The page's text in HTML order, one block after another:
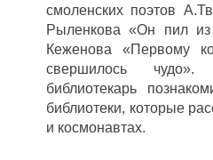
смоленских поэтов
Рыленкова «Он пил
Кеженова «Первому
свершилось
библиотекарь
библиотеки, которые
и космонавтах.